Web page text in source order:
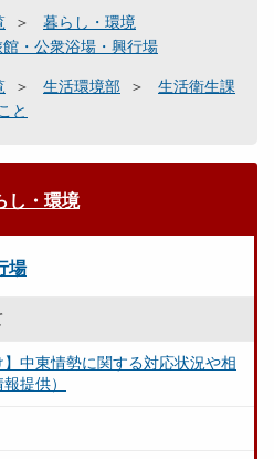
暮らし・環境
館・公衆浴場・興行場
生活環境部
生活衛生課
と
し・環境
場
】中東情勢に関する対応状況や相
提供）